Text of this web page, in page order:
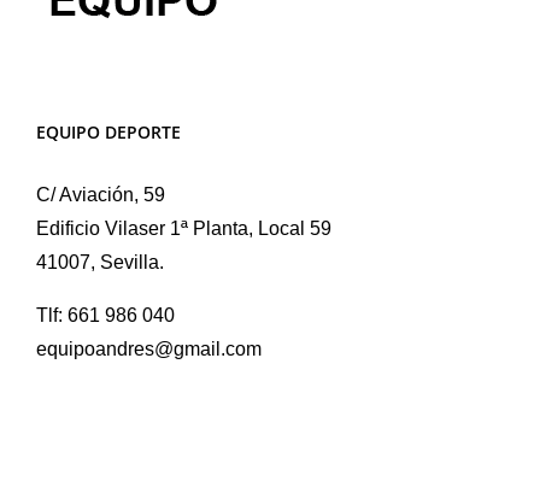
EQUIPO DEPORTE
C/ Aviación, 59
Edificio Vilaser 1ª Planta, Local 59
41007, Sevilla.
Tlf: 661 986 040
equipoandres@gmail.com